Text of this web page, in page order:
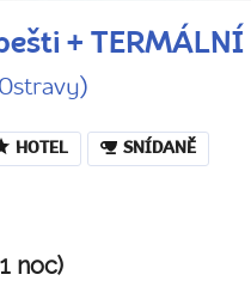
+ TERMÁLNÍ
HOTEL SNÍDANĚ
noc)